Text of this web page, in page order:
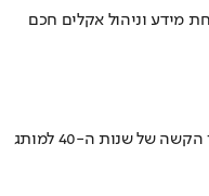
מידע וניהול אקלים חכם
איך אסם הפכה את תקופת הצנע והמחסור הקשה של שנות ה-40 למותג